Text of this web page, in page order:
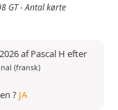
GT - Antal kørte
af Pascal H efter
(fransk)
? JA